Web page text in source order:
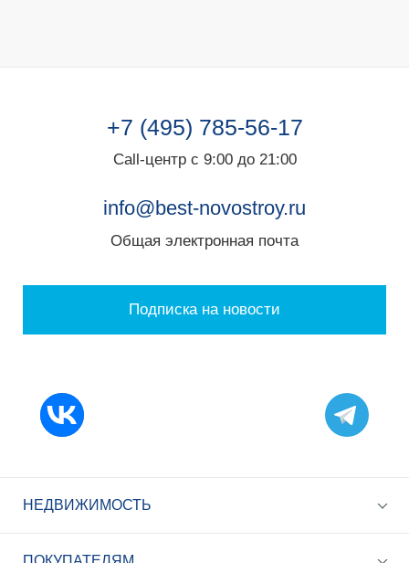
+7 (495) 785-56-17
Call-центр с 9:00 до 21:00
info@best-novostroy.ru
Общая электронная почта
Подписка на новости
НЕДВИЖИМОСТЬ